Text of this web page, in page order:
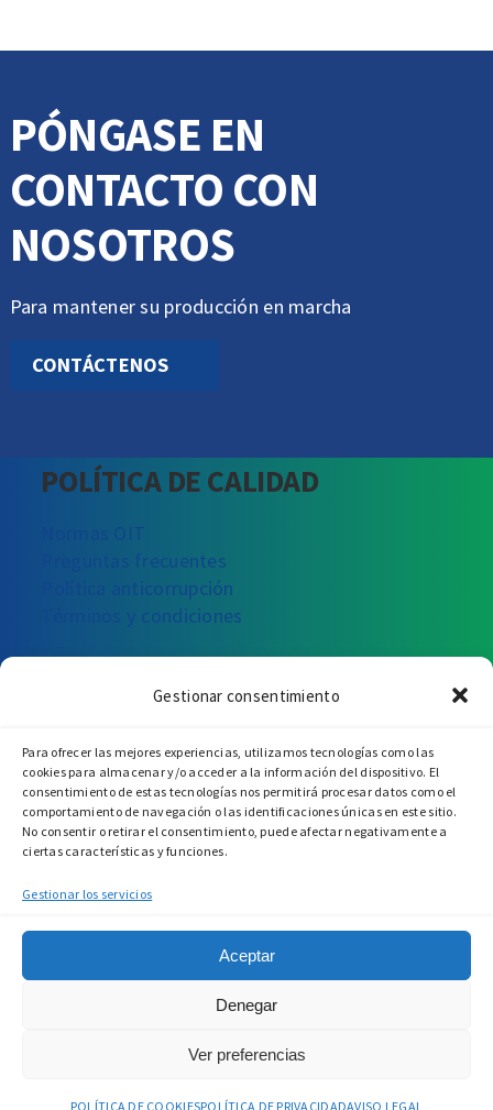
Gestionar consentimiento
Para ofrecer las mejores experiencias, utilizamos tecnologías como las
cookies para almacenar y/o acceder a la información del dispositivo. El
consentimiento de estas tecnologías nos permitirá procesar datos como el
comportamiento de navegación o las identificaciones únicas en este sitio.
No consentir o retirar el consentimiento, puede afectar negativamente a
ciertas características y funciones.
Gestionar los servicios
Aceptar
Denegar
Ver preferencias
POLÍTICA DE COOKIESPOLÍTICA DE PRIVACIDADAVISO LEGAL
PÓNGASE EN
CONTACTO CON
NOSOTROS
Para mantener su producción en marcha
CONTÁCTENOS
POLÍTICA DE CALIDAD
Normas OIT
Preguntas frecuentes
Política anticorrupción
Términos y condiciones
¿PODEMOS AYUDARTE?
EscríbanosLlámenosVisítenos
Política de privacidad·Política de cookies